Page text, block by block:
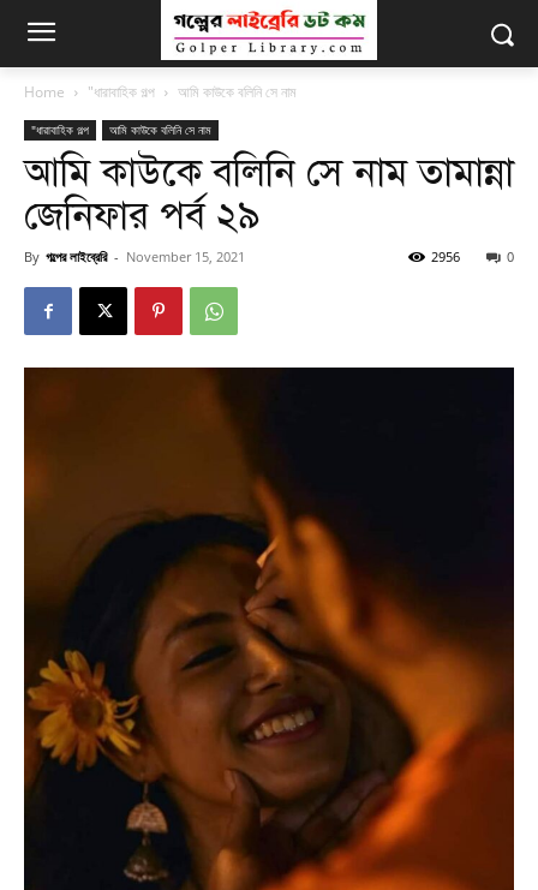
Home "ধারাবাহিক গল্প আমি কাউকে বলিনি সে নাম
"ধারাবাহিক গল্প আমি কাউকে বলিনি সে নাম
আমি কাউকে বলিনি সে নাম তামান্না
জেনিফার পর্ব ২৯
By গল্পের লাইব্রেরি - November 15, 2021 0
2956